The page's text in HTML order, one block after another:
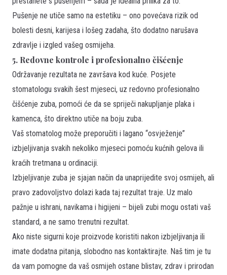
Pušenje ne utiče samo na estetiku – ono povećava rizik od
bolesti desni, karijesa i lošeg zadaha, što dodatno narušava
zdravlje i izgled vašeg osmijeha.
5. Redovne kontrole i profesionalno čišćenje
Održavanje rezultata ne završava kod kuće. Posjete
stomatologu svakih šest mjeseci, uz redovno profesionalno
čišćenje zuba, pomoći će da se spriječi nakupljanje plaka i
kamenca, što direktno utiče na boju zuba.
Vaš stomatolog može preporučiti i lagano “osvježenje”
izbjeljivanja svakih nekoliko mjeseci pomoću kućnih gelova ili
kraćih tretmana u ordinaciji.
Izbjeljivanje zuba je sjajan način da unaprijedite svoj osmijeh, ali
pravo zadovoljstvo dolazi kada taj rezultat traje. Uz malo
pažnje u ishrani, navikama i higijeni – bijeli zubi mogu ostati vaš
standard, a ne samo trenutni rezultat.
Ako niste sigurni koje proizvode koristiti nakon izbjeljivanja ili
imate dodatna pitanja, slobodno nas kontaktirajte. Naš tim je tu
da vam pomogne da vaš osmijeh ostane blistav, zdrav i prirodan